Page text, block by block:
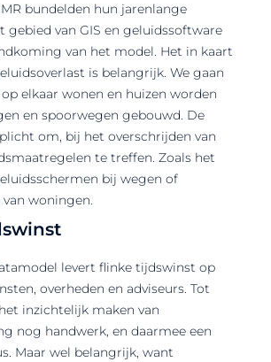
bundelden hun jarenlange
gebied van GIS en geluidssoftware
van het model. Het in kaart
is belangrijk. We gaan
elkaar wonen en huizen worden
en spoorwegen gebouwd. De
om, bij het overschrijden van
te treffen. Zoals het
bij wegen of
woningen.
levert flinke tijdswinst op
overheden en adviseurs. Tot
inzichtelijk maken van
nog handwerk, en daarmee een
Maar wel belangrijk, want